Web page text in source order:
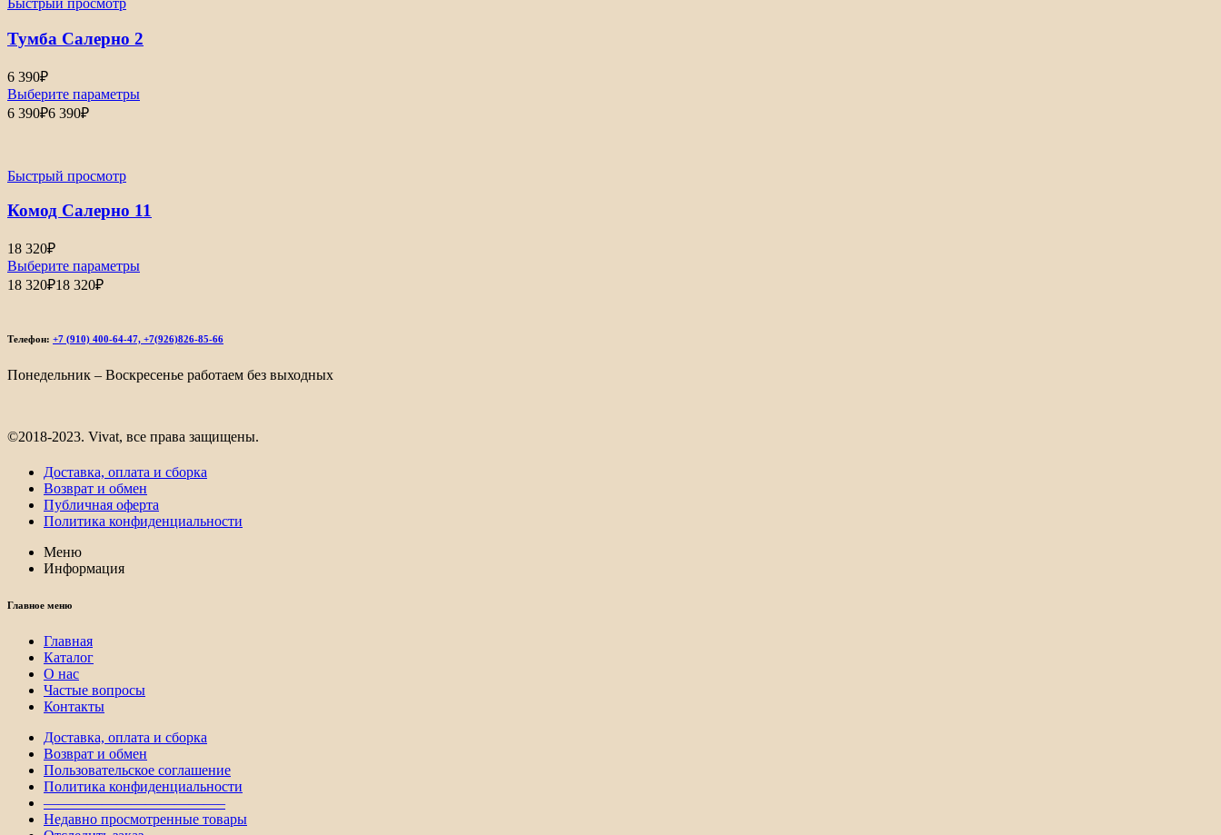
Быстрый просмотр
Тумба Салерно 2
6 390₽
Выберите параметры
6 390₽6 390₽
Быстрый просмотр
Комод Салерно 11
18 320₽
Выберите параметры
18 320₽18 320₽
Телефон: +7 (910) 400-64-47, +7(926)826-85-66
Понедельник – Воскресенье работаем без выходных
©2018-2023. Vivat, все права защищены.
Доставка, оплата и сборка
Возврат и обмен
Публичная оферта
Политика конфиденциальности
Меню
Информация
Главное меню
Главная
Каталог
О нас
Частые вопросы
Контакты
Доставка, оплата и сборка
Возврат и обмен
Пользовательское соглашение
Политика конфиденциальности
————————————–
Недавно просмотренные товары